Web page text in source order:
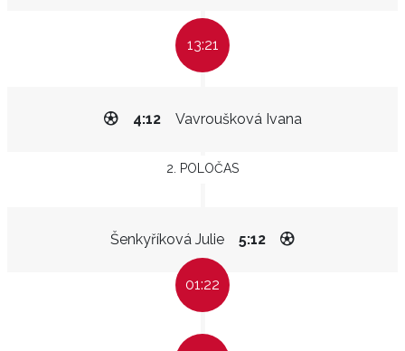
13:21
Vavroušková Ivana
4:12
2. POLOČAS
Šenkyříková Julie 5:12
01:22